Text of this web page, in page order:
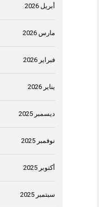
أبريل 2026
مارس 2026
فبراير 2026
يناير 2026
ديسمبر 2025
نوفمبر 2025
أكتوبر 2025
سبتمبر 2025